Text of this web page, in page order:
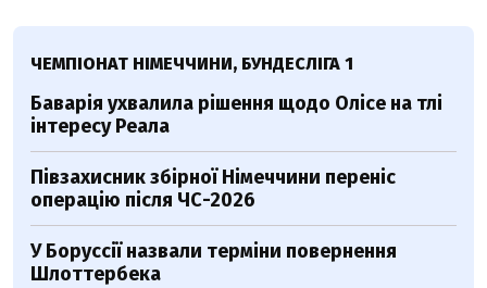
ЧЕМПІОНАТ НІМЕЧЧИНИ, БУНДЕСЛІГА 1
Баварія ухвалила рішення щодо Оліcе на тлі
інтересу Реала
Півзахисник збірної Німеччини переніс
операцію після ЧС-2026
У Боруссії назвали терміни повернення
Шлоттербека